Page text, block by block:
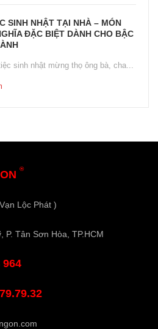
SINH NHẬT TẠI NHÀ – MÓN
ĐẶC BIỆT DÀNH CHO BẬC
sinh nhật mừng thọ ông bà, cha...
®
Lộc Phát )
P. Tân Sơn Hòa, TP.HCM
964